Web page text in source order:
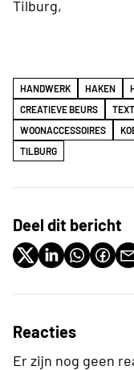
Tilburg,
HANDWERK HAKEN
CREATIEVE BEURS
WOONACCESSOIRES
TILBURG
Deel dit bericht
Reacties
Er zijn nog geen